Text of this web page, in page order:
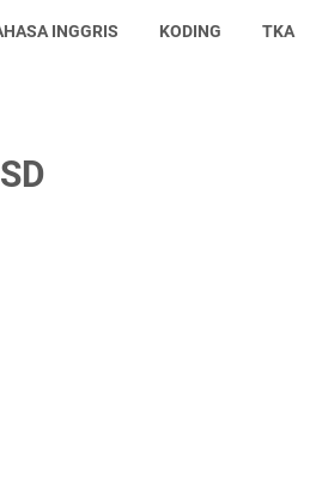
INGGRIS KODING TKA